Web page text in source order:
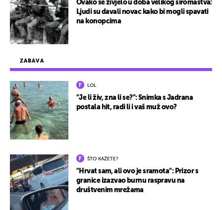
ZABAVA
LOL
"Je li živ, zna li se?": Snimka s Jadrana
postala hit, radi li i vaš muž ovo?
ŠTO KAŽETE?
"Hrvat sam, ali ovo je sramota": Prizor s
granice izazvao burnu raspravu na
društvenim mrežama
Ovako se živjelo u doba velikog siromaštva:
Ljudi su davali novac kako bi mogli spavati
na konopcima